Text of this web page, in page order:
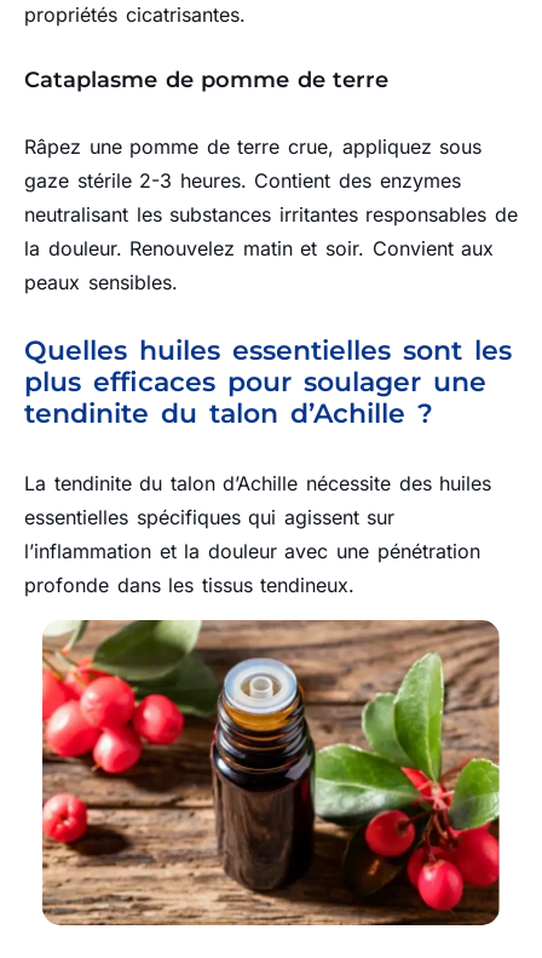
propriétés cicatrisantes.
Cataplasme de pomme de terre
Râpez une pomme de terre crue, appliquez sous
gaze stérile 2-3 heures. Contient des enzymes
neutralisant les substances irritantes responsables de
la douleur. Renouvelez matin et soir. Convient aux
peaux sensibles.
Quelles huiles essentielles sont les
plus efficaces pour soulager une
tendinite du talon d’Achille ?
La tendinite du talon d’Achille nécessite des huiles
essentielles spécifiques qui agissent sur
l’inflammation et la douleur avec une pénétration
profonde dans les tissus tendineux.